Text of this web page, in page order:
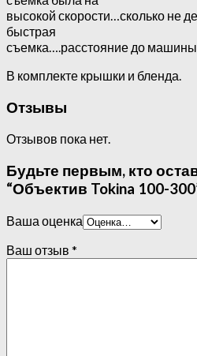
высокой скорости…сколько не
быстрая
съемка….расстояние до
В комплекте крышки и бленда.
Отзывы
Отзывов пока нет.
Будьте первым, кто
“Объектив Tokina 100-
Ваша оценка
Ваш отзыв *